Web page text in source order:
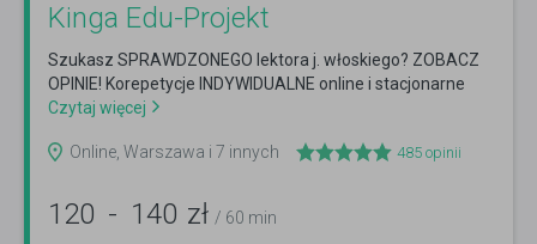
Kinga Edu-Projekt
Szukasz SPRAWDZONEGO lektora j. włoskiego? ZOBACZ
OPINIE! Korepetycje INDYWIDUALNE online i stacjonarne
Czytaj więcej
Online, Warszawa i 7 innych 485 opinii
120 - 140 zł / 60 min